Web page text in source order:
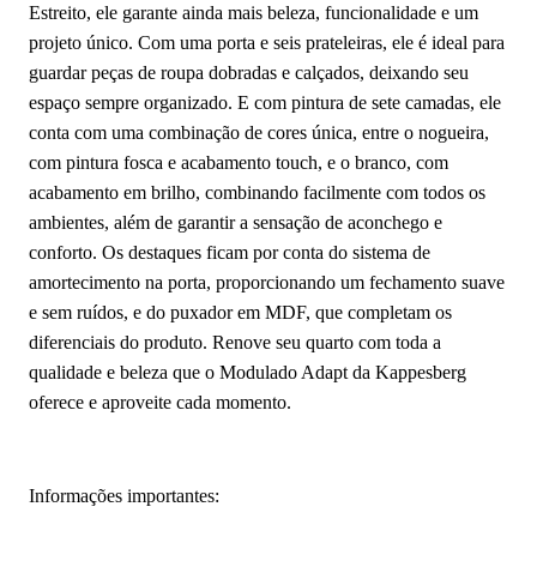
Estreito, ele garante ainda mais beleza, funcionalidade e um
projeto único. Com uma porta e seis prateleiras, ele é ideal para
guardar peças de roupa dobradas e calçados, deixando seu
espaço sempre organizado. E com pintura de sete camadas, ele
conta com uma combinação de cores única, entre o nogueira,
com pintura fosca e acabamento touch, e o branco, com
acabamento em brilho, combinando facilmente com todos os
ambientes, além de garantir a sensação de aconchego e
conforto. Os destaques ficam por conta do sistema de
amortecimento na porta, proporcionando um fechamento suave
e sem ruídos, e do puxador em MDF, que completam os
diferenciais do produto. Renove seu quarto com toda a
qualidade e beleza que o Modulado Adapt da Kappesberg
oferece e aproveite cada momento.
Informações importantes: